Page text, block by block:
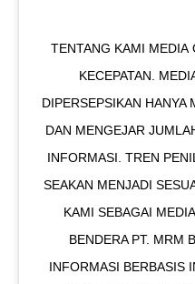
TENTANG KAMI MEDIA
KECEPATAN.
DIPERSEPSIKAN HANYA
DAN MENGEJAR
INFORMASI. TREN
SEAKAN MENJADI
KAMI SEBAGAI
BENDERA PT. MRM
INFORMASI BERBASIS